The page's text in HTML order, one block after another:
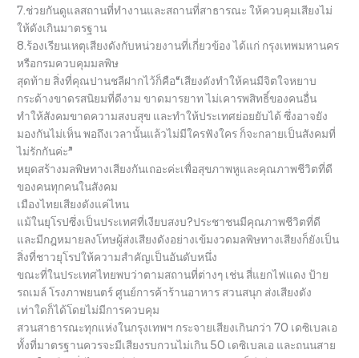
7.ช่วยกันดูแลสถานที่ทำงานและสถานที่สาธารณะ ให้ควบคุมเสียงไม่
ให้ดังเกินมาตรฐาน
8.ร้องเรียนเหตุเสียงดังกับหน่วยงานที่เกี่ยวข้อง ได้แก่ กรุงเทพมหานคร
หรือกรมควบคุมมลพิษ
สุดท้าย สิ่งที่คุณปานชลีฝากไว้ก็คือ“เสียงดังทำให้คนมีจิตใจหยาบ
กระด้างขาดรสนิยมที่ดีงาม ขาดมารยาท ไม่เคารพสิทธิ์ของคนอื่น
ทำให้สังคมขาดความสงบสุข และทำให้ประเทศย่อยยับได้ ซึ่งอาจยัง
มองกันไม่เห็น พอถึงเวลานั้นแล้วไม่มีใครฟังใคร ก็จะกลายเป็นสังคมที่
ไม่รักกันค่ะ”
หยุดสร้างมลพิษทางเสียงกันเถอะค่ะเพื่อสุขภาพหูและคุณภาพชีวิตที่ดี
ของคนทุกคนในสังคม
เมืองไทยเสียงดังแค่ไหน
แม้ในยุโรปซึ่งเป็นประเทศที่เงียบสงบ?ประชาชนมีคุณภาพชีวิตที่ดี
และมีกฎหมายลงโทษผู้ส่งเสียงดังอย่างเข้มงวดมลพิษทางเสียงก็ยังเป็น
สิ่งที่ชาวยุโรปให้ความสำคัญเป็นอันดับหนึ่ง
ขณะที่ในประเทศไทยพบว่าตามสถานที่ต่างๆ เช่น สี่แยกไฟแดง ป้าย
รถเมล์ โรงภาพยนตร์ ศูนย์การค้าร้านอาหาร สวนสนุก ส่งเสียงดัง
เท่าใดก็ได้โดยไม่มีการควบคุม
สวนสาธารณะทุกแห่งในกรุงเทพฯ กระจายเสียงเกินกว่า 70 เดซิเบลเอ
ทั้งที่มาตรฐานควรจะมีเสียงรบกวนไม่เกิน 50 เดซิเบลเอ และถนนสาย